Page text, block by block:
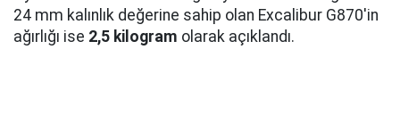
24 mm kalınlık değerine sahip olan Excalibur G870'in
ağırlığı ise 2,5 kilogram olarak açıklandı.